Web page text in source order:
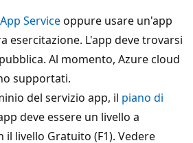
Serviceoppure usare un'app
esercitazione. L'app deve trovarsi
Al momento, Azure cloud
supportati.
del servizio app, il piano di
deve essere un livello a
il livello Gratuito (F1). Vedere